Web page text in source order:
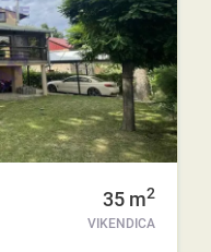
35 m2
VIKENDICA